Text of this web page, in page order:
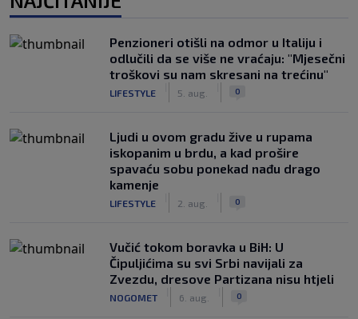
Penzioneri otišli na odmor u Italiju i
odlučili da se više ne vraćaju: "Mjesečni
troškovi su nam skresani na trećinu"
LIFESTYLE 5. aug. 0
Ljudi u ovom gradu žive u rupama
iskopanim u brdu, a kad prošire
spavaću sobu ponekad nađu drago
kamenje
LIFESTYLE 2. aug. 0
Vučić tokom boravka u BiH: U
Čipuljićima su svi Srbi navijali za
Zvezdu, dresove Partizana nisu htjeli
NOGOMET 6. aug. 0